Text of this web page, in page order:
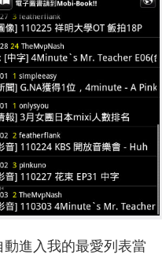
進入我的最愛列表當